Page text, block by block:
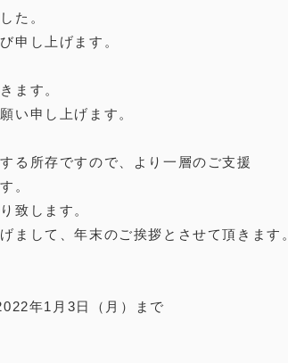
た。
申し上げます。
ます。
い申し上げます。
る所存ですので、より一層のご支援
。
致します。
まして、年末のご挨拶とさせて頂きます
年1月3日（月）まで